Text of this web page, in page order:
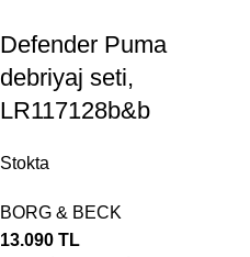
Defender Puma
debriyaj seti,
LR117128b&b
Stokta
BORG & BECK
13.090 TL